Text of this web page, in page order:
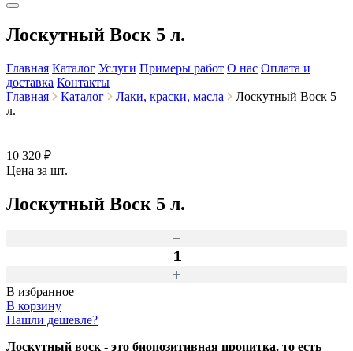
Лоскутный Воск 5 л.
Главная Каталог Услуги Примеры работ О нас Оплата и
доставка Контакты
Главная
Каталог Лаки, краски, масла
Лоскутный Воск 5
л.
10 320 ₽
Цена за шт.
Лоскутный Воск 5 л.
В избранное
В корзину
Нашли дешевле?
Лоскутный воск - это биопозитивная пропитка, то есть